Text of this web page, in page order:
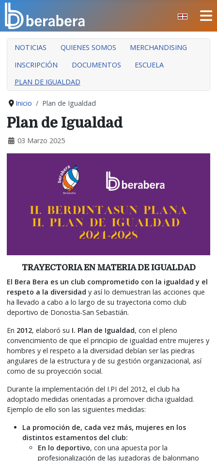
NOTICIAS QUIENES SOMOS
MERCHANDISING
INSCRIPCIÓN
DOCUMENTOS
ESCUELA
PLAN DE IGUALDAD
Inicio Plan de Igualdad
Plan de Igualdad
03 Marzo 2025
TRAYECTORIA EN MATERIA DE IGUALDAD
El Bera Bera es un club comprometido con la igualdad y el
respeto a la diversidad y así lo demuestran las acciones que
ha llevado a cabo a lo largo de su trayectoria como club
deportivo de Donostia-San Sebastián.
En 2012, elaboró su I. Plan de Igualdad, con el pleno
convencimiento de que el principio de igualdad entre mujeres y
hombres y el respeto a la diversidad debían ser las piedras
angulares de la estructura y de su gestión organizacional, así
como de su proyección social.
Durante la implementación del I.PI del 2012, el club ha
adoptado medidas orientadas a promover dicha igualdad.
Ejemplo de ello son las siguientes medidas:
La promoción de, cada vez más, mujeres en los
distintos estamentos del club:
En lo deportivo, con una apuesta por la
profesionalización de las jugadoras de balonmano